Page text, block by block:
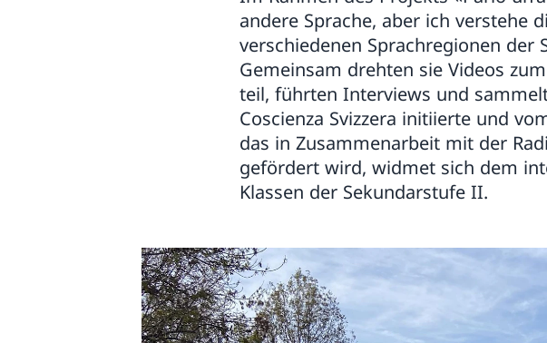
andere Sprache, aber ich verstehe
verschiedenen Sprachregionen der
Gemeinsam drehten sie Videos
teil, führten Interviews und
Coscienza Svizzera initiierte und
das in Zusammenarbeit mit der
gefördert wird, widmet sich dem
Klassen der Sekundarstufe II.